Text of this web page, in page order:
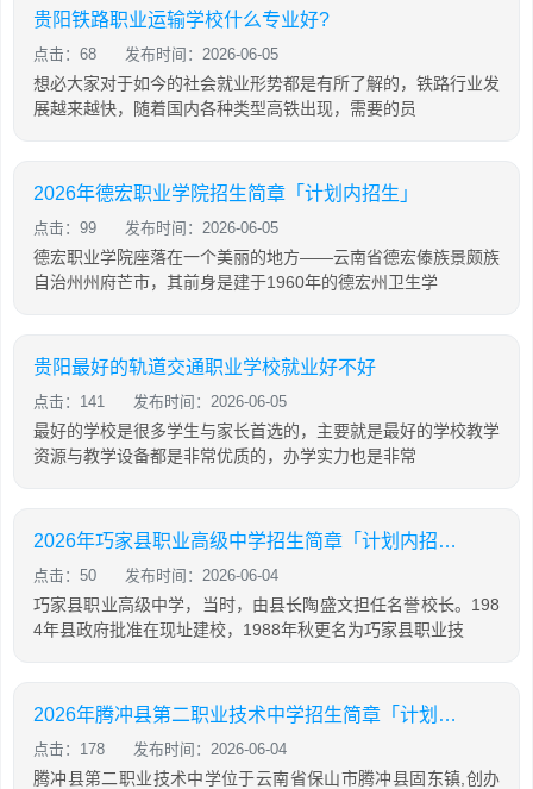
贵阳铁路职业运输学校什么专业好?
点击：68 发布时间：2026-06-05
想必大家对于如今的社会就业形势都是有所了解的，铁路行业发
展越来越快，随着国内各种类型高铁出现，需要的员
2026年德宏职业学院招生简章「计划内招生」
点击：99 发布时间：2026-06-05
德宏职业学院座落在一个美丽的地方——云南省德宏傣族景颇族
自治州州府芒市，其前身是建于1960年的德宏州卫生学
贵阳最好的轨道交通职业学校就业好不好
点击：141 发布时间：2026-06-05
最好的学校是很多学生与家长首选的，主要就是最好的学校教学
资源与教学设备都是非常优质的，办学实力也是非常
2026年巧家县职业高级中学招生简章「计划内招生」
点击：50 发布时间：2026-06-04
巧家县职业高级中学，当时，由县长陶盛文担任名誉校长。198
4年县政府批准在现址建校，1988年秋更名为巧家县职业技
2026年腾冲县第二职业技术中学招生简章「计划内招生」
点击：178 发布时间：2026-06-04
腾冲县第二职业技术中学位于云南省保山市腾冲县固东镇,创办